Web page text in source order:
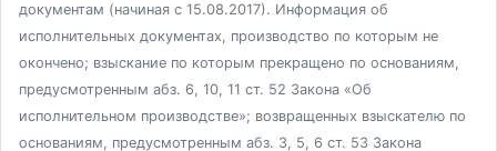
документам (начиная с 15.08.2017). Информация об
исполнительных документах, производство по которым не
окончено; взыскание по которым прекращено по основаниям,
предусмотренным абз. 6, 10, 11 ст. 52 Закона «Об
исполнительном производстве»; возвращенных взыскателю по
основаниям, предусмотренным абз. 3, 5, 6 ст. 53 Закона